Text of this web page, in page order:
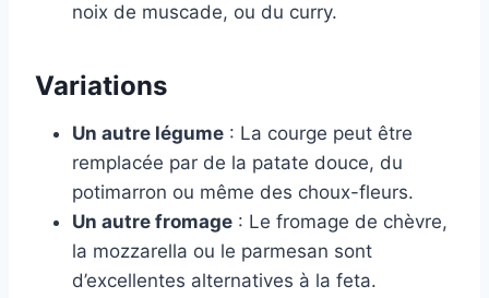
noix de muscade, ou du curry.
Variations
Un autre légume : La courge peut être
remplacée par de la patate douce, du
potimarron ou même des choux-fleurs.
Un autre fromage : Le fromage de chèvre,
la mozzarella ou le parmesan sont
d’excellentes alternatives à la feta.